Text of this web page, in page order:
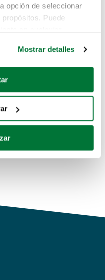
opción de seleccionar
Puede
su ubicación geográfica
activamente
específicas (huellas
cómo se procesan sus
del sitio web con
publicidad y análisis
Mostrar detalles
que estás
enlaces: